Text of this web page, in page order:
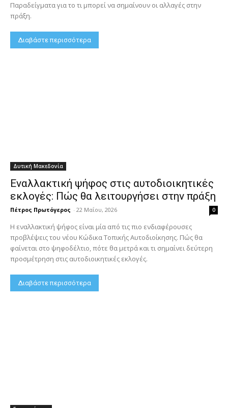
Παραδείγματα για το τι μπορεί να σημαίνουν οι αλλαγές στην
πράξη.
Διαβάστε περισσότερα
Δυτική Μακεδονία
Εναλλακτική ψήφος στις αυτοδιοικητικές
εκλογές: Πώς θα λειτουργήσει στην πράξη
Πέτρος Πρωτόγερος - 22 Μαΐου, 2026 0
Η εναλλακτική ψήφος είναι μία από τις πιο ενδιαφέρουσες
προβλέψεις του νέου Κώδικα Τοπικής Αυτοδιοίκησης. Πώς θα
φαίνεται στο ψηφοδέλτιο, πότε θα μετρά και τι σημαίνει δεύτερη
προσμέτρηση στις αυτοδιοικητικές εκλογές.
Διαβάστε περισσότερα